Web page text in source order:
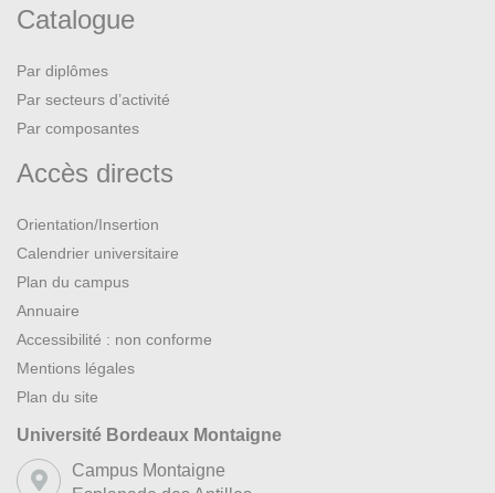
Catalogue
Par diplômes
Par secteurs d’activité
Par composantes
Accès directs
Orientation/Insertion
Calendrier universitaire
Plan du campus
Annuaire
Accessibilité : non conforme
Mentions légales
Plan du site
Université Bordeaux Montaigne
Campus Montaigne